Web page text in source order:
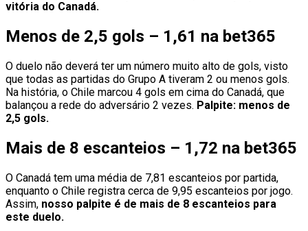
vitória do Canadá.
Menos de 2,5 gols – 1,61 na bet365
O duelo não deverá ter um número muito alto de gols, visto
que todas as partidas do Grupo A tiveram 2 ou menos gols.
Na história, o Chile marcou 4 gols em cima do Canadá, que
balançou a rede do adversário 2 vezes. Palpite: menos de
2,5 gols.
Mais de 8 escanteios – 1,72 na bet365
O Canadá tem uma média de 7,81 escanteios por partida,
enquanto o Chile registra cerca de 9,95 escanteios por jogo.
Assim, nosso palpite é de mais de 8 escanteios para
este duelo.